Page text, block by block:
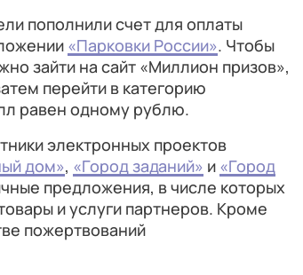
пополнили счет для оплаты
«Парковки России». Чтобы
зайти на сайт «Миллион призов»,
перейти в категорию
равен одному рублю.
электронных проектов
дом», «Город заданий» и «Город
предложения, в числе которых
и услуги партнеров. Кроме
пожертвований